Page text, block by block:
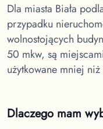
Dla miasta Biała
przypadku
wolnostojących
50 mkw, są
użytkowane mniej
Dlaczego mam